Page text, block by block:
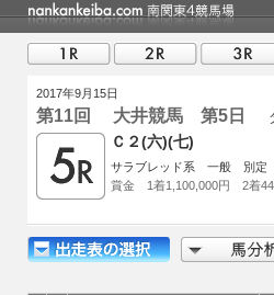
2017年9月15日
第11回 大井競馬 第5日
Ｃ２(六)(七)
サラブレッド系 一般 別定（
賞金 1着1,100,000円 2着